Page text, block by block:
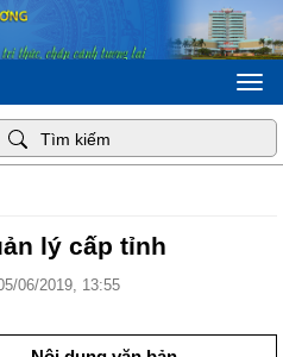
lý cấp tỉnh
06/2019, 13:55